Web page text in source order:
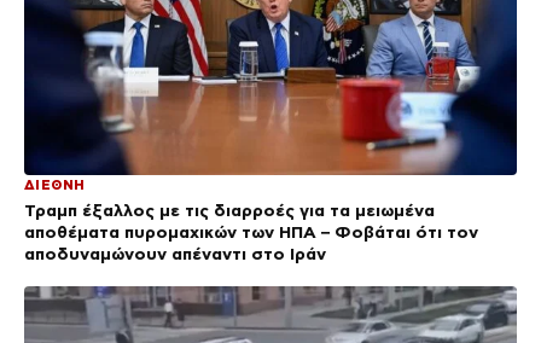
ΔΙΕΘΝΗ
Τραμπ έξαλλος με τις διαρροές για τα μειωμένα
αποθέματα πυρομαχικών των ΗΠΑ – Φοβάται ότι τον
αποδυναμώνουν απέναντι στο Ιράν